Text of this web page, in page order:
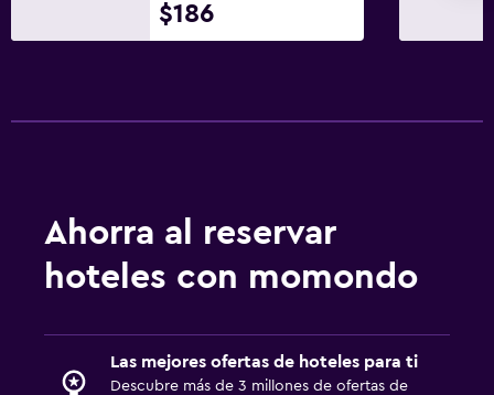
$186
Ahorra al reservar
hoteles con momondo
Las mejores ofertas de hoteles para ti
Descubre más de 3 millones de ofertas de